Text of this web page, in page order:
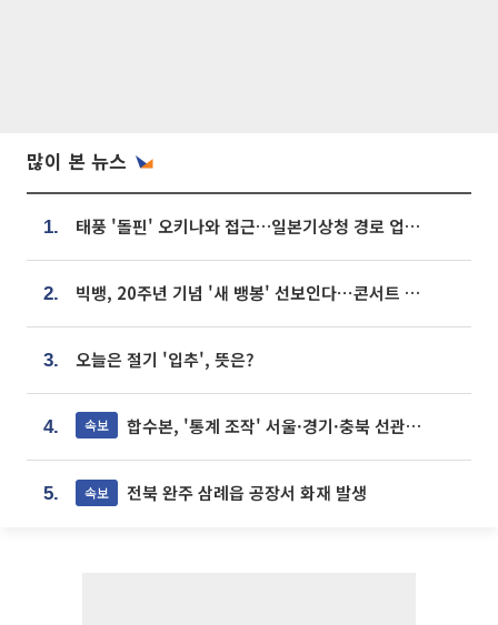
많이 본 뉴스
1. 태풍 '돌핀' 오키나와 접근…일본기상청 경로 업데이트
2. 빅뱅, 20주년 기념 '새 뱅봉' 선보인다⋯콘서트 앞두고 팝업 개최
3. 오늘은 절기 '입추', 뜻은?
4. 속보 합수본, '통계 조작' 서울·경기·충북 선관위 등 추가 압수수색
5. 속보 전북 완주 삼례읍 공장서 화재 발생